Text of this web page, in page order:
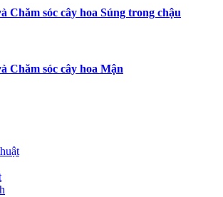
Chăm sóc cây hoa Súng trong chậu
Chăm sóc cây hoa Mận